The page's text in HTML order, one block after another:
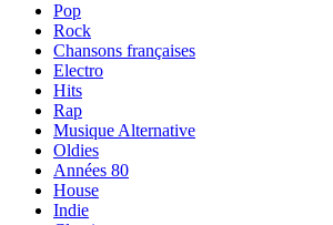
Pop
Rock
Chansons françaises
Electro
Hits
Rap
Musique Alternative
Oldies
Années 80
House
Indie